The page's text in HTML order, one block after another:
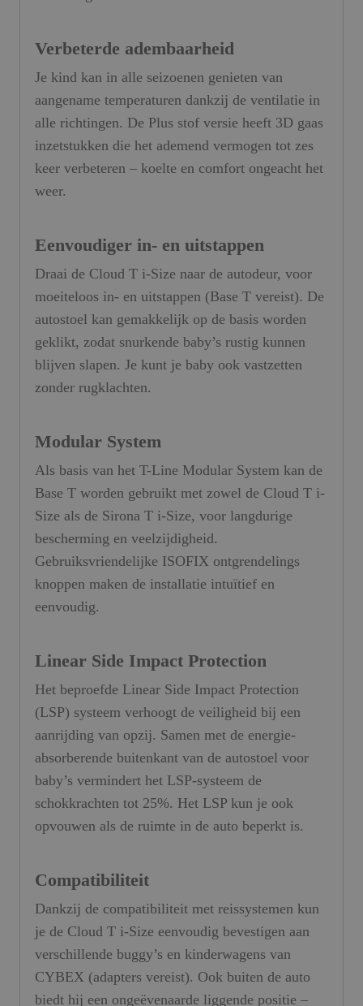
Verbeterde adembaarheid
Je kind kan in alle seizoenen genieten van
aangename temperaturen dankzij de ventilatie in
alle richtingen. De Plus stof versie heeft 3D gaas
inzetstukken die het ademend vermogen tot zes
keer verbeteren – koelte en comfort ongeacht het
weer.
Eenvoudiger in- en uitstappen
Draai de Cloud T i-Size naar de autodeur, voor
moeiteloos in- en uitstappen (Base T vereist). De
autostoel kan gemakkelijk op de basis worden
geklikt, zodat snurkende baby’s rustig kunnen
blijven slapen. Je kunt je baby ook vastzetten
zonder rugklachten.
Modular System
Als basis van het T-Line Modular System kan de
Base T worden gebruikt met zowel de Cloud T i-
Size als de Sirona T i-Size, voor langdurige
bescherming en veelzijdigheid.
Gebruiksvriendelijke ISOFIX ontgrendelings
knoppen maken de installatie intuïtief en
eenvoudig.
Linear Side Impact Protection
Het beproefde Linear Side Impact Protection
(LSP) systeem verhoogt de veiligheid bij een
aanrijding van opzij. Samen met de energie-
absorberende buitenkant van de autostoel voor
baby’s vermindert het LSP-systeem de
schokkrachten tot 25%. Het LSP kun je ook
opvouwen als de ruimte in de auto beperkt is.
Compatibiliteit
Dankzij de compatibiliteit met reissystemen kun
je de Cloud T i-Size eenvoudig bevestigen aan
verschillende buggy’s en kinderwagens van
CYBEX (adapters vereist). Ook buiten de auto
biedt hij een ongeëvenaarde liggende positie –